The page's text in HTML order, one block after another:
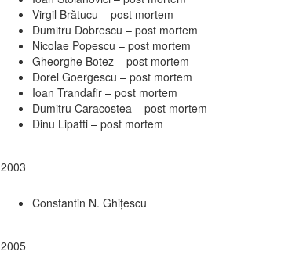
Virgil Brătucu – post mortem
Dumitru Dobrescu – post mortem
Nicolae Popescu – post mortem
Gheorghe Botez – post mortem
Dorel Goergescu – post mortem
Ioan Trandafir – post mortem
Dumitru Caracostea – post mortem
Dinu Lipatti – post mortem
2003
Constantin N. Ghiţescu
2005